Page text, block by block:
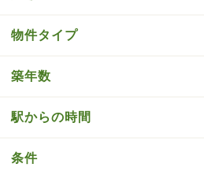
物件タイプ
築年数
駅からの時間
条件